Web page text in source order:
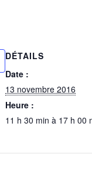
DÉTAILS
Date :
13 novembre 2016
Heure :
11 h 30 min à 17 h 00